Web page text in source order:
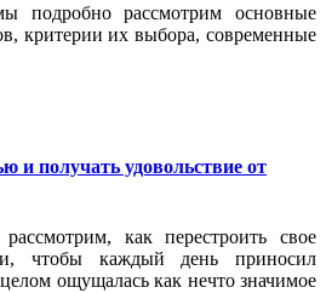
подробно рассмотрим основные
критерии их выбора, современные
и получать удовольствие от
как перестроить свое
чтобы каждый день приносил
ощущалась как нечто значимое